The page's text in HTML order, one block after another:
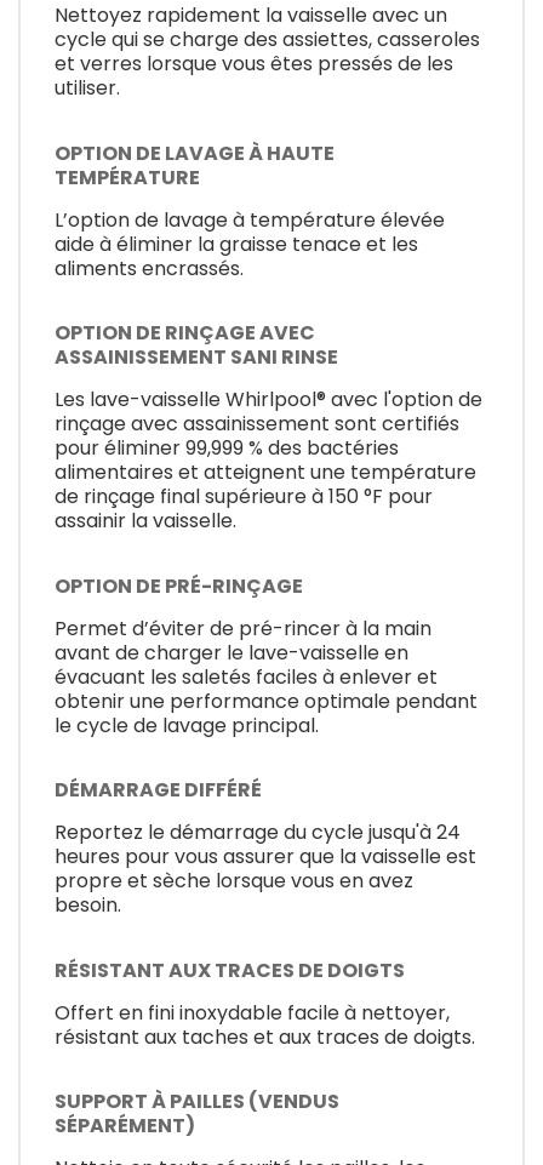
Nettoyez rapidement la vaisselle avec un
cycle qui se charge des assiettes, casseroles
et verres lorsque vous êtes pressés de les
utiliser.
OPTION DE LAVAGE À HAUTE
TEMPÉRATURE
L’option de lavage à température élevée
aide à éliminer la graisse tenace et les
aliments encrassés.
OPTION DE RINÇAGE AVEC
ASSAINISSEMENT SANI RINSE
Les lave-vaisselle Whirlpool® avec l'option de
rinçage avec assainissement sont certifiés
pour éliminer 99,999 % des bactéries
alimentaires et atteignent une température
de rinçage final supérieure à 150 °F pour
assainir la vaisselle.
OPTION DE PRÉ-RINÇAGE
Permet d’éviter de pré-rincer à la main
avant de charger le lave-vaisselle en
évacuant les saletés faciles à enlever et
obtenir une performance optimale pendant
le cycle de lavage principal.
DÉMARRAGE DIFFÉRÉ
Reportez le démarrage du cycle jusqu'à 24
heures pour vous assurer que la vaisselle est
propre et sèche lorsque vous en avez
besoin.
RÉSISTANT AUX TRACES DE DOIGTS
Offert en fini inoxydable facile à nettoyer,
résistant aux taches et aux traces de doigts.
SUPPORT À PAILLES (VENDUS
SÉPARÉMENT)